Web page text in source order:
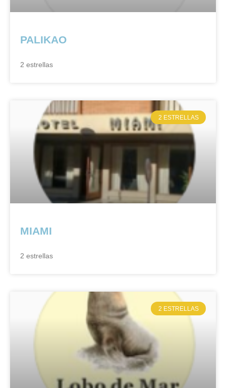
PALIKAO
2 estrellas
2 ESTRELLAS
MIAMI
2 estrellas
2 ESTRELLAS